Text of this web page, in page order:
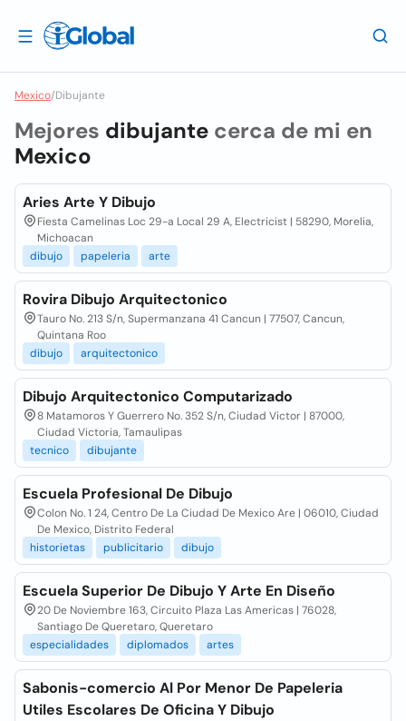
Mexico/Dibujante
Mejores dibujante cerca de mi en
Mexico
Aries Arte Y Dibujo
Fiesta Camelinas Loc 29-a Local 29 A, Electricist | 58290, Morelia,
Michoacan
dibujo
papeleria arte
Rovira Dibujo Arquitectonico
Tauro No. 213 S/n, Supermanzana 41 Cancun | 77507, Cancun,
Quintana Roo
dibujo
arquitectonico
Dibujo Arquitectonico Computarizado
8 Matamoros Y Guerrero No. 352 S/n, Ciudad Victor | 87000,
Ciudad Victoria, Tamaulipas
tecnico
dibujante
Escuela Profesional De Dibujo
Colon No. 1 24, Centro De La Ciudad De Mexico Are | 06010, Ciudad
De Mexico, Distrito Federal
historietas
publicitario dibujo
Escuela Superior De Dibujo Y Arte En Diseño
20 De Noviembre 163, Circuito Plaza Las Americas | 76028,
Santiago De Queretaro, Queretaro
especialidades
diplomados artes
Sabonis-comercio Al Por Menor De Papeleria
Utiles Escolares De Oficina Y Dibujo